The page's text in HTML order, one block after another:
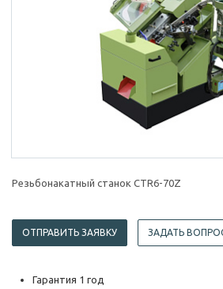
Резьбонакатный станок CTR6-70Z
ОТПРАВИТЬ ЗАЯВКУ ЗАДАТЬ
Гарантия 1 год